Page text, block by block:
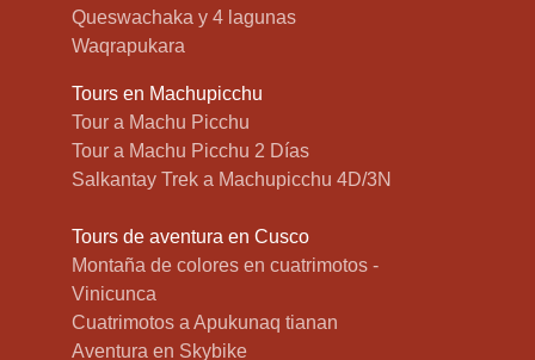
Queswachaka y 4 lagunas
Waqrapukara
Tours en Machupicchu
Tour a Machu Picchu
Tour a Machu Picchu 2 Días
Salkantay Trek a Machupicchu 4D/3N
Tours de aventura en Cusco
Montaña de colores en cuatrimotos -
Vinicunca
Cuatrimotos a Apukunaq tianan
Aventura en Skybike